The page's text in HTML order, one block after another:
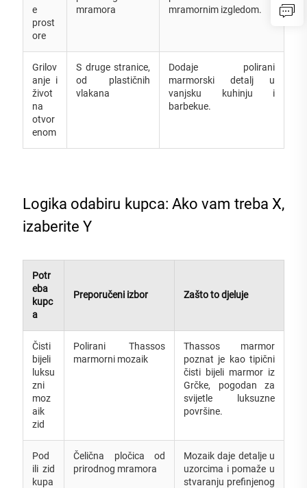
e
prost
ore
mramora
mramornim izgledom.
Grilov
anje i
život
na
otvor
enom
S druge stranice,
od plastičnih
vlakana
Dodaje polirani
marmorski detalj u
vanjsku kuhinju i
barbekue.
Logika odabiru kupca: Ako vam treba X,
izaberite Y
Potr
eba
kupc
a
Preporučeni izbor Zašto to djeluje
Čisti
bijeli
luksu
zni
moz
aik
zid
Polirani Thassos
marmorni mozaik
Thassos marmor
poznat je kao tipični
čisti bijeli marmor iz
Grčke, pogodan za
svijetle luksuzne
površine.
Pod
ili zid
kupa
Čelična pločica od
prirodnog mramora
Mozaik daje detalje u
uzorcima i pomaže u
stvaranju prefinjenog